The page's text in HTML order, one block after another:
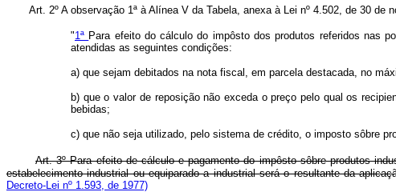
Art. 2º A observação 1ª à Alínea V da Tabela, anexa à Lei nº 4.502, de 30
"1ª Para efeito do cálculo do impôsto dos produtos referidos nas
atendidas as seguintes condições:
a) que sejam debitados na nota fiscal, em parcela destacada, no
b) que o valor de reposição não exceda o preço pelo qual os
bebidas;
c) que não seja utilizado, pelo sistema de crédito, o imposto sôbre
Art. 3º Para efeito de cálculo e pagamento do impôsto sôbre produtos
estabelecimento industrial ou equiparado a industrial será o resultante da
Decreto-Lei nº 1.593, de 1977)